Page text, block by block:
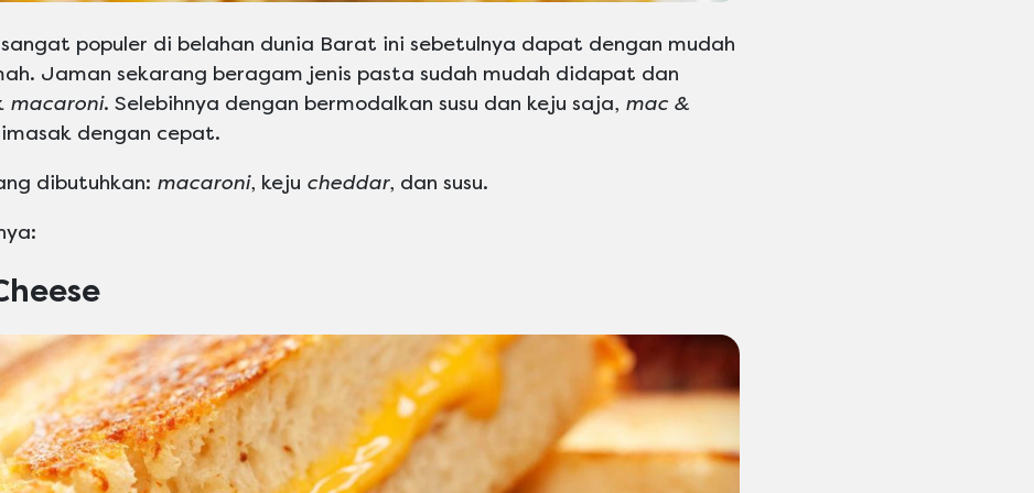
populer di belahan dunia Barat ini sebetulnya dapat dengan mudah
Jaman sekarang beragam jenis pasta sudah mudah didapat dan
macaroni. Selebihnya dengan bermodalkan susu dan keju saja, mac &
dengan cepat.
dibutuhkan: macaroni, keju cheddar, dan susu.